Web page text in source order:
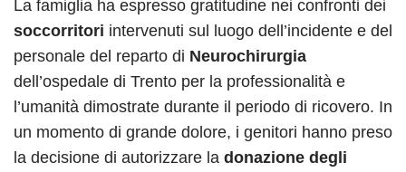
La famiglia ha espresso gratitudine nei confronti dei
soccorritori intervenuti sul luogo dell’incidente e del
personale del reparto di Neurochirurgia
dell’ospedale di Trento per la professionalità e
l’umanità dimostrate durante il periodo di ricovero. In
un momento di grande dolore, i genitori hanno preso
la decisione di autorizzare la donazione degli